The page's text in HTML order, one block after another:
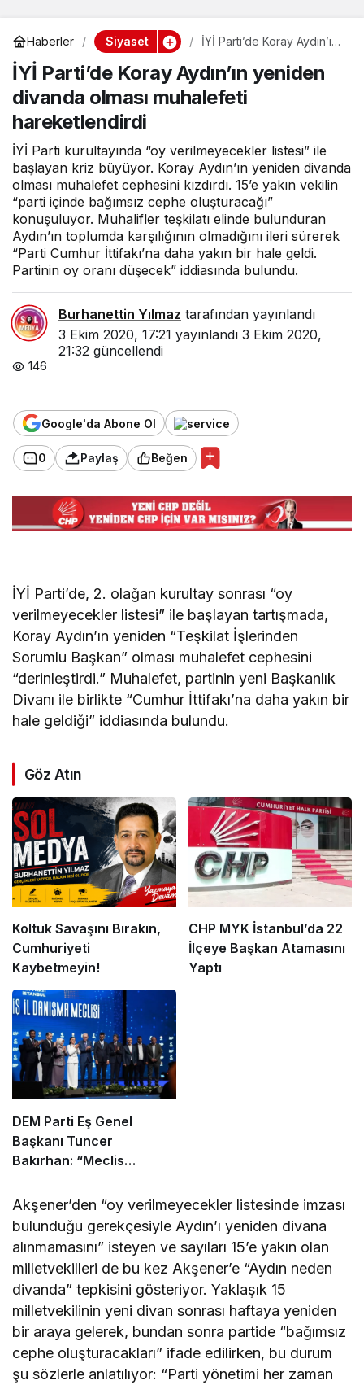
Haberler Siyaset
İYİ Parti’de Koray Aydın’ın
muhalefeti hareketlendirdi
İYİ Parti’de Koray Aydın’ın yeniden
divanda olması muhalefeti
hareketlendirdi
İYİ Parti kurultayında “oy verilmeyecekler listesi” ile
başlayan kriz büyüyor. Koray Aydın’ın yeniden divanda
olması muhalefet cephesini kızdırdı. 15’e yakın vekilin
“parti içinde bağımsız cephe oluşturacağı”
konuşuluyor. Muhalifler teşkilatı elinde bulunduran
Aydın’ın toplumda karşılığının olmadığını ileri sürerek
“Parti Cumhur İttifakı’na daha yakın bir hale geldi.
Partinin oy oranı düşecek” iddiasında bulundu.
Burhanettin Yılmaz tarafından yayınlandı
3 Ekim 2020, 17:21 yayınlandı 3 Ekim 2020,
21:32 güncellendi
146
Google'da Abone Ol
0 Paylaş Beğen
İYİ Parti’de, 2. olağan kurultay sonrası “oy
verilmeyecekler listesi” ile başlayan tartışmada,
Koray Aydın’ın yeniden “Teşkilat İşlerinden
Sorumlu Başkan” olması muhalefet cephesini
“derinleştirdi.” Muhalefet, partinin yeni Başkanlık
Divanı ile birlikte “Cumhur İttifakı’na daha yakın bir
hale geldiği” iddiasında bulundu.
Göz Atın
Koltuk Savaşını Bırakın,
Cumhuriyeti
Kaybetmeyin!
CHP MYK İstanbul’da 22
İlçeye Başkan Atamasını
Yaptı
DEM Parti Eş Genel
Başkanı Tuncer
Bakırhan: “Meclis
yasa çıkarılmalıdır”
Akşener’den “oy verilmeyecekler listesinde imzası
bulunduğu gerekçesiyle Aydın’ı yeniden divana
alınmamasını” isteyen ve sayıları 15’e yakın olan
milletvekilleri de bu kez Akşener’e “Aydın neden
divanda” tepkisini gösteriyor. Yaklaşık 15
milletvekilinin yeni divan sonrası haftaya yeniden
bir araya gelerek, bundan sonra partide “bağımsız
cephe oluşturacakları” ifade edilirken, bu durum
şu sözlerle anlatılıyor: “Parti yönetimi her zaman